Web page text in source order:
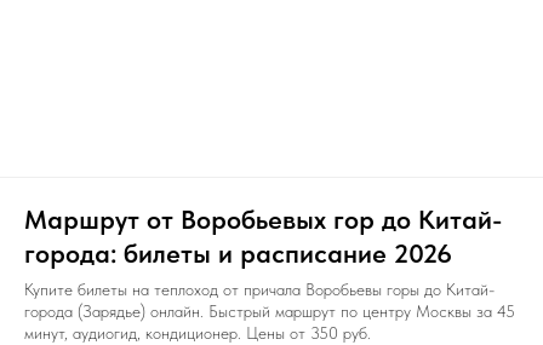
Маршрут от Воробьевых гор до Китай-
города: билеты и расписание 2026
Купите билеты на теплоход от причала Воробьевы горы до Китай-
города (Зарядье) онлайн. Быстрый маршрут по центру Москвы за 45
минут, аудиогид, кондиционер. Цены от 350 руб.